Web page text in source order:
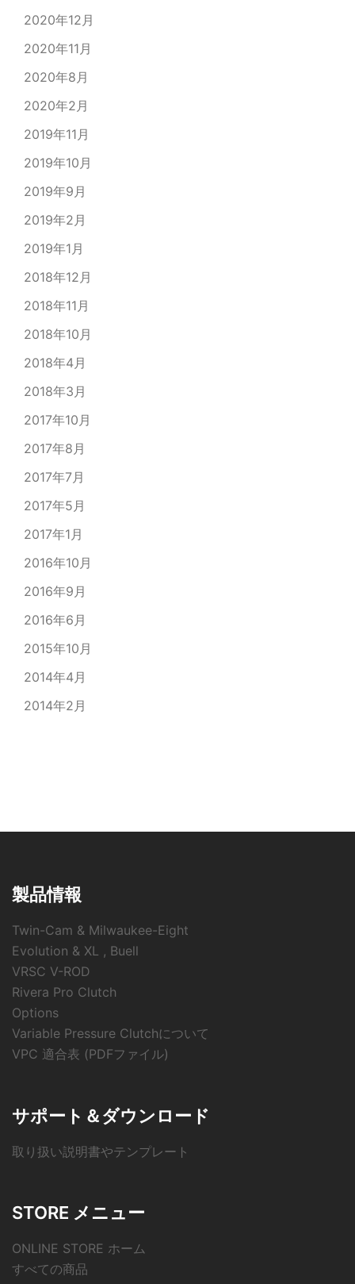
2020年12月
2020年11月
2020年8月
2020年2月
2019年11月
2019年10月
2019年9月
2019年2月
2019年1月
2018年12月
2018年11月
2018年10月
2018年4月
2018年3月
2017年10月
2017年8月
2017年7月
2017年5月
2017年1月
2016年10月
2016年9月
2016年6月
2015年10月
2014年4月
2014年2月
製品情報
Twin-Cam & Milwaukee-Eight
Evolution & XL , Buell
VRSC V-ROD
Rivera Pro Clutch
Options
Variable Pressure Clutchについて
VPC 適合表 (PDFファイル)
サポート＆ダウンロード
取り扱い説明書やテンプレート
STORE メニュー
ONLINE STORE ホーム
すべての商品